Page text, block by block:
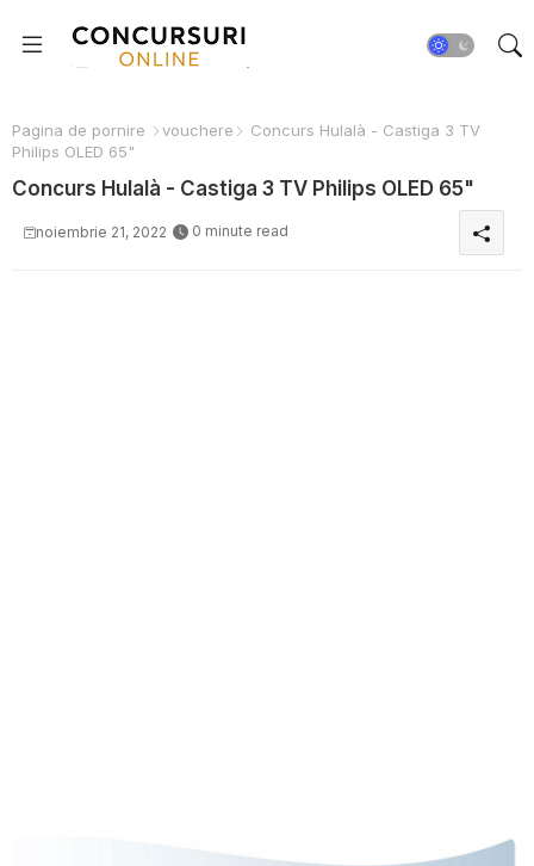
Pagina de pornire vouchere
Concurs Hulalà - Castiga 3 TV
Philips OLED 65"
Concurs Hulalà - Castiga 3 TV Philips OLED 65"
noiembrie 21, 2022 0 minute read